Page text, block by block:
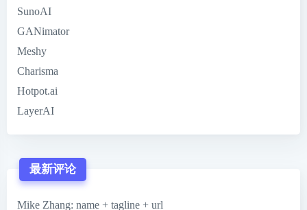
SunoAI
GANimator
Meshy
Charisma
Hotpot.ai
LayerAI
最新评论
Mike Zhang: name + tagline + url